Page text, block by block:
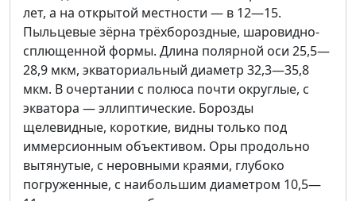
лет, а на открытой местности — в 12—15.
Пыльцевые зёрна трёхбороздные, шаровидно-
сплющенной формы. Длина полярной оси 25,5—
28,9 мкм, экваториальный диаметр 32,3—35,8
мкм. В очертании с полюса почти округлые, с
экватора — эллиптические. Борозды
щелевидные, короткие, видны только под
иммерсионным объективом. Оры продольно
вытянутые, с неровными краями, глубоко
погруженные, с наибольшим диаметром 10,5—